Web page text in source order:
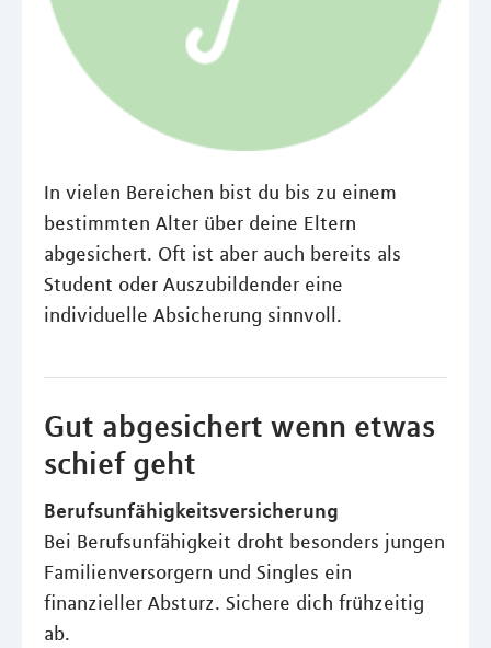
In vielen Bereichen bist du bis zu einem
bestimmten Alter über deine Eltern
abgesichert. Oft ist aber auch bereits als
Student oder Auszubildender eine
individuelle Absicherung sinnvoll.
Gut abgesichert wenn etwas
schief geht
Berufsunfähigkeitsversicherung
Bei Berufsunfähigkeit droht besonders jungen
Familienversorgern und Singles ein
finanzieller Absturz. Sichere dich frühzeitig
ab.